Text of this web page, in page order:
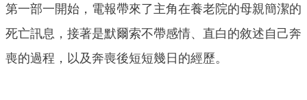
第一部一開始，電報帶來了主角在養老院的母親簡潔的
死亡訊息，接著是默爾索不帶感情、直白的敘述自己奔
喪的過程，以及奔喪後短短幾日的經歷。